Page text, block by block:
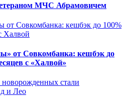
МЧС Абрамовичем
от Совкомбанка: кешбэк до
с «Халвой»